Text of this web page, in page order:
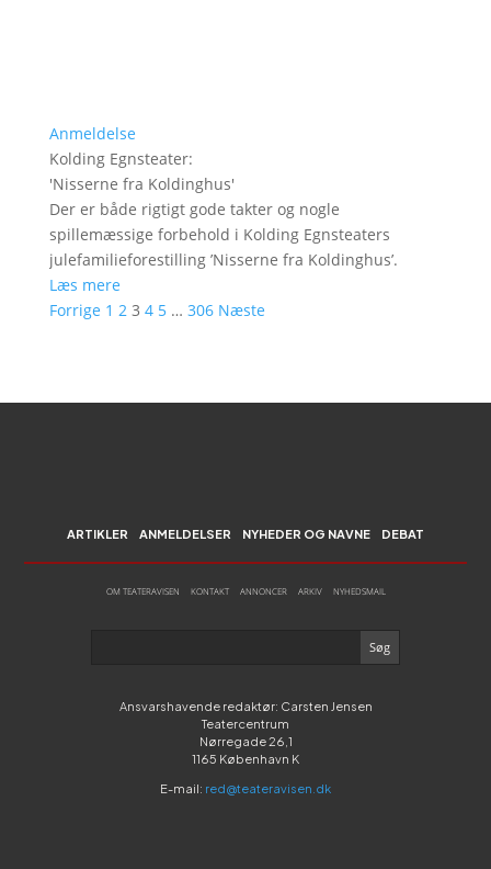
Anmeldelse
Kolding Egnsteater:
'Nisserne fra Koldinghus'
Der er både rigtigt gode takter og nogle
spillemæssige forbehold i Kolding Egnsteaters
julefamilieforestilling ’Nisserne fra Koldinghus’.
Læs mere
Forrige 1 2 3 4 5 … 306 Næste
ARTIKLER ANMELDELSER NYHEDER OG NAVNE DEBAT
OM TEATERAVISEN KONTAKT ANNONCER ARKIV NYHEDSMAIL
Ansvarshavende redaktør: Carsten Jensen
Teatercentrum
Nørregade 26,1
1165 København K
E-mail: red@teateravisen.dk